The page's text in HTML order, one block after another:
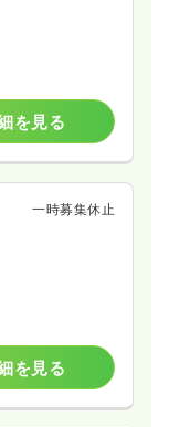
を見る
一時募集休止
を見る